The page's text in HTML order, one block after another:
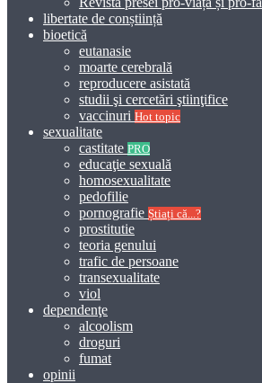
libertate de conștiință
bioetică
eutanasie
moarte cerebrală
reproducere asistată
studii şi cercetări ştiinţifice
vaccinuri Hot topic
sexualitate
castitate PRO
educaţie sexuală
homosexualitate
pedofilie
pornografie Știați că...?
prostitutie
teoria genului
trafic de persoane
transexualitate
viol
dependenţe
alcoolism
droguri
fumat
opinii